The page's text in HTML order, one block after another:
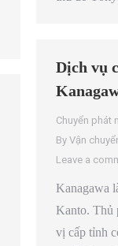
Dịch vụ
Chuyển phát
By Vận
Leave a
Kanagawa
Kanto. Thủ
vị cấp tỉnh